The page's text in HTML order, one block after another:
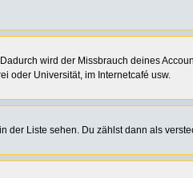
wird der Missbrauch deines
oder Universität, im Internetcafé usw.
der Liste sehen. Du zählst dann als